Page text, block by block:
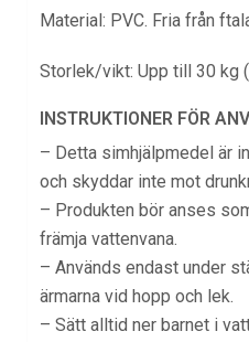
Material: PVC. Fria från
Storlek/vikt: Upp till 30 kg
INSTRUKTIONER FÖR
– Detta simhjälpmedel är
och skyddar inte mot
– Produkten bör anses
främja vattenvana.
– Används endast under
ärmarna vid hopp och lek.
– Sätt alltid ner barnet i